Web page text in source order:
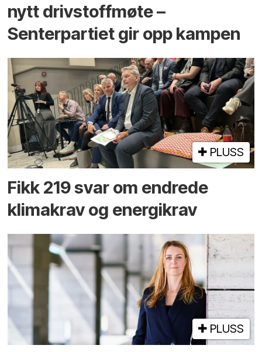
nytt drivstoffmøte –
Senterpartiet gir opp kampen
PLUSS
Fikk 219 svar om endrede
klimakrav og energikrav
PLUSS